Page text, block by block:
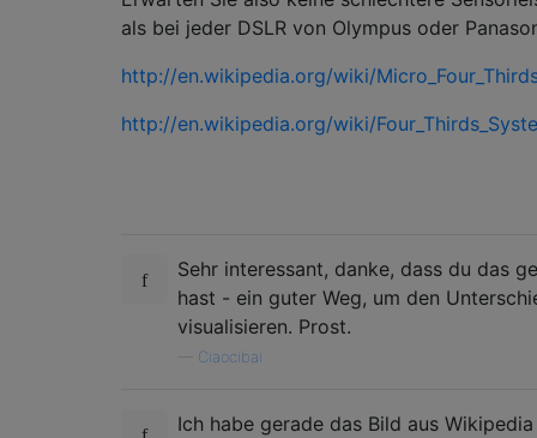
als bei jeder DSLR von Olympus oder
http://en.wikipedia.org/wiki/
http://en.wikipedia.org/wiki/
Sehr interessant, danke, dass du das
hast - ein guter Weg, um den
visualisieren. Prost.
Ciaocibai
Ich habe gerade das Bild aus